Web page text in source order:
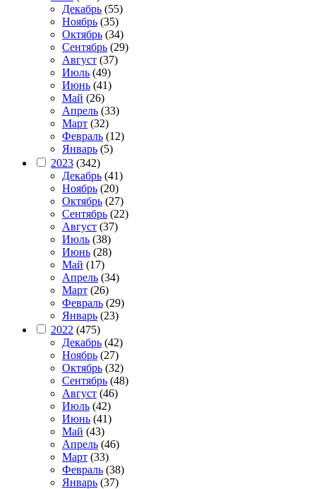
Декабрь (55)
Ноябрь (35)
Октябрь (34)
Сентябрь (29)
Август (37)
Июль (49)
Июнь (41)
Май (26)
Апрель (33)
Март (32)
Февраль (12)
Январь (5)
2023 (342)
Декабрь (41)
Ноябрь (20)
Октябрь (27)
Сентябрь (22)
Август (37)
Июль (38)
Июнь (28)
Май (17)
Апрель (34)
Март (26)
Февраль (29)
Январь (23)
2022 (475)
Декабрь (42)
Ноябрь (27)
Октябрь (32)
Сентябрь (48)
Август (46)
Июль (42)
Июнь (41)
Май (43)
Апрель (46)
Март (33)
Февраль (38)
Январь (37)